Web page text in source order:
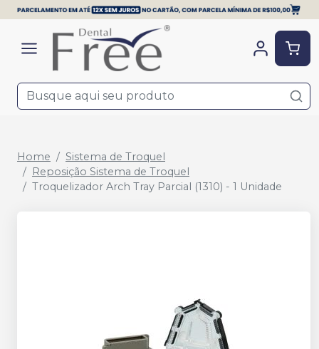
Home
Sistema de Troquel
Reposição Sistema de Troquel
Troquelizador Arch Tray Parcial (1310) - 1 Unidade